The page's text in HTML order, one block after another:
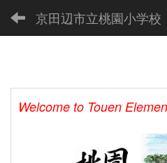
京田辺市立桃園小学校
Welcome to Touen